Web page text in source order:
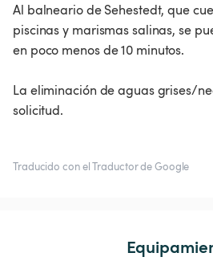
Al balneario de Sehestedt, que
piscinas y marismas salinas, se
en poco menos de 10 minutos.
La eliminación de aguas grises/
solicitud.
Traducido con el Traductor de Google